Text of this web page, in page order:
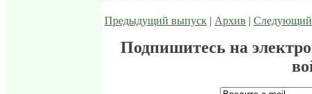
Предыдущий выпуск | Архив |
Подпишитесь на